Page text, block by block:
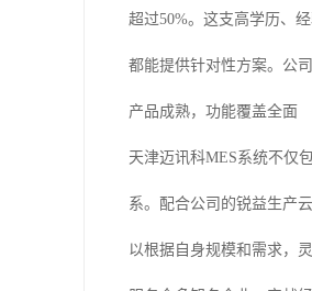
超过50%。这支高学历、
都能提供针对性方案。公
产品成熟，功能覆盖全面
天津迈讯科MES系统不仅
系。配合公司的锐益生产
以根据自身规模和需求，